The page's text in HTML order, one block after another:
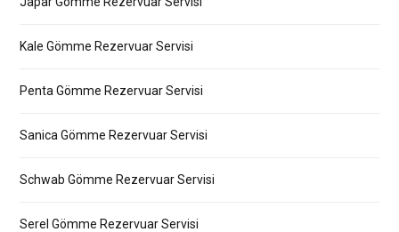
Kale Gömme Rezervuar Servisi
Penta Gömme Rezervuar Servisi
Sanica Gömme Rezervuar Servisi
Schwab Gömme Rezervuar Servisi
Serel Gömme Rezervuar Servisi